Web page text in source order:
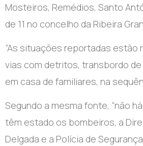
Mosteiros, Remédios, Santo
de 11 no concelho da Ribeira
“As situações reportadas
vias com detritos, transbordo
em casa de familiares, na
Segundo a mesma fonte, “não
têm estado os bombeiros, a
Delgada e a Polícia de